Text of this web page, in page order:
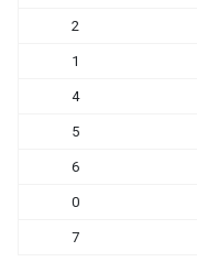
2
1
4
5
6
0
7